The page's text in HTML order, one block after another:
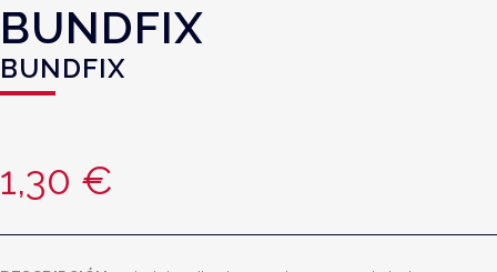
BUNDFIX
BUNDFIX
1,30 €